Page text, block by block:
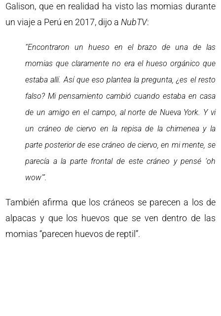
Galison, que en realidad ha visto las momias durante
un viaje a Perú en 2017, dijo a NubTV:
“Encontraron un hueso en el brazo de una de las
momias que claramente no era el hueso orgánico que
estaba allí. Así que eso plantea la pregunta, ¿es el resto
falso? Mi pensamiento cambió cuando estaba en casa
de un amigo en el campo, al norte de Nueva York. Y vi
un cráneo de ciervo en la repisa de la chimenea y la
parte posterior de ese cráneo de ciervo, en mi mente, se
parecía a la parte frontal de este cráneo y pensé ‘oh
wow'”.
También afirma que los cráneos se parecen a los de
alpacas y que los huevos que se ven dentro de las
momias “parecen huevos de reptil”.